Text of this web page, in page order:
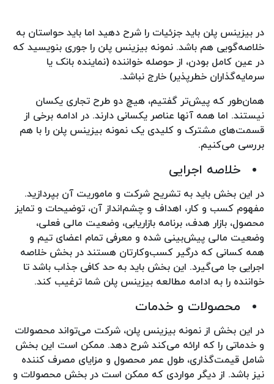
در بیزینس پلن باید جزئیات را شرح دهید اما باید حواستان به
خلاصه‌گویی هم باشد. نمونه بیزینس پلن را جوری بنویسید که
در عین کامل بودن، از حوصله خواننده (نماینده بانک یا
سرمایه‌گذاران خطرپذیر) خارج نباشد.
همان‌طور که پیش‌تر گفتیم، هیچ دو طرح تجاری یکسان
نیستند. اما همه آنها عناصر یکسانی دارند. در ادامه برخی از
قسمت‌های مشترک و کلیدی یک نمونه بیزینس پلن را با هم
بررسی می‌کنیم.
خلاصه اجرایی
در این بخش باید به تشریح شرکت و ماموریت آن بپردازید.
مفهوم کسب و کار، اهداف و چشم‌انداز آن، توضیحات و تمایز
محصول، بازار هدف، برنامه بازاریابی، وضعیت مالی فعلی،
وضعیت مالی پیش‌بینی شده و معرفی تمام اعضای تیم و
همه کسانی که درگیر کسب‌و‌کارتان هستند در بخش خلاصه
اجرایی جا می‌گیرد. این بخش باید به حد کافی جذاب باشد تا
خواننده را به ادامه مطالعه بیزینس پلن شما ترغیب کند.
محصولات و خدمات
در این بخش از نمونه بیزینس پلن، شرکت می‌تواند محصولات
و خدماتی را که ارائه می‌کند شرح دهد. ممکن است این بخش
شامل قیمت‌گذاری، طول عمر محصول و مزایای مصرف کننده
نیز باشد. از دیگر مواردی که ممکن است در بخش محصولات و